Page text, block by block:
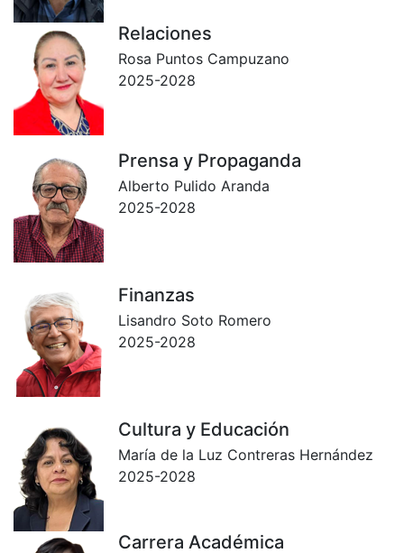
Relaciones
Rosa Puntos Campuzano
2025-2028
Prensa y Propaganda
Alberto Pulido Aranda
2025-2028
Finanzas
Lisandro Soto Romero
2025-2028
Cultura y Educación
María de la Luz Contreras Hernández
2025-2028
Carrera Académica